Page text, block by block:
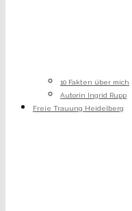
10 Fakten über mich
Autorin Ingrid Rupp
Freie Trauung Heidelberg